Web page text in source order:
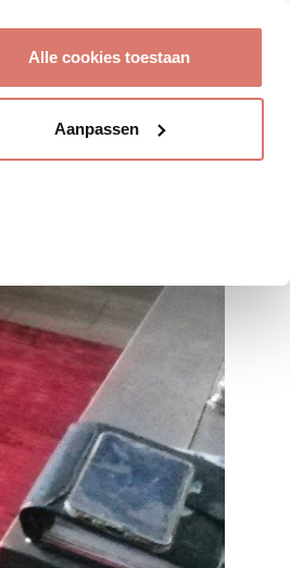
Alle cookies toestaan
Aanpassen